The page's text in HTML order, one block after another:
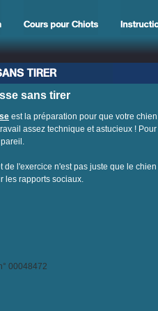
sans tirer
est la préparation pour que votre
assez technique et astucieux !
de l'exercice n'est pas juste que le
les rapports sociaux.
00048472